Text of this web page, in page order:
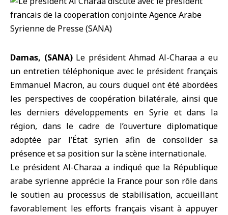
Damas, (SANA)Le président Ahmad Al-Charaaa eu
un entretien téléphonique avec le président français
Emmanuel Macron, au cours duquel ont été abordées
les perspectives de coopération bilatérale, ainsi que
les derniers développementsen Syrieet dans la
région, dans le cadre de l’ouverture diplomatique
adoptée par l’État syrien afin de consolider sa
présence et sa position sur la scène internationale.
Le président Al-Charaa a indiqué que la République
arabe syrienne apprécie la France pour son rôle dans
le soutien au processus de stabilisation, accueillant
favorablement les efforts français visant à appuyer